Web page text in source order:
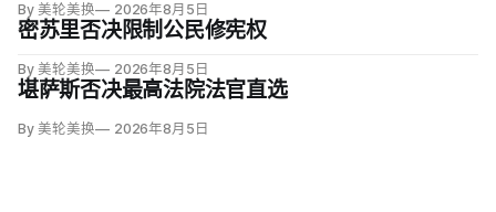
提交总统选择的核报复方案。
By 美轮美换 2026年8月5日
密苏里否决限制公民修宪权
By 美轮美换 2026年8月5日
堪萨斯否决最高法院法官直选
By 美轮美换 2026年8月5日